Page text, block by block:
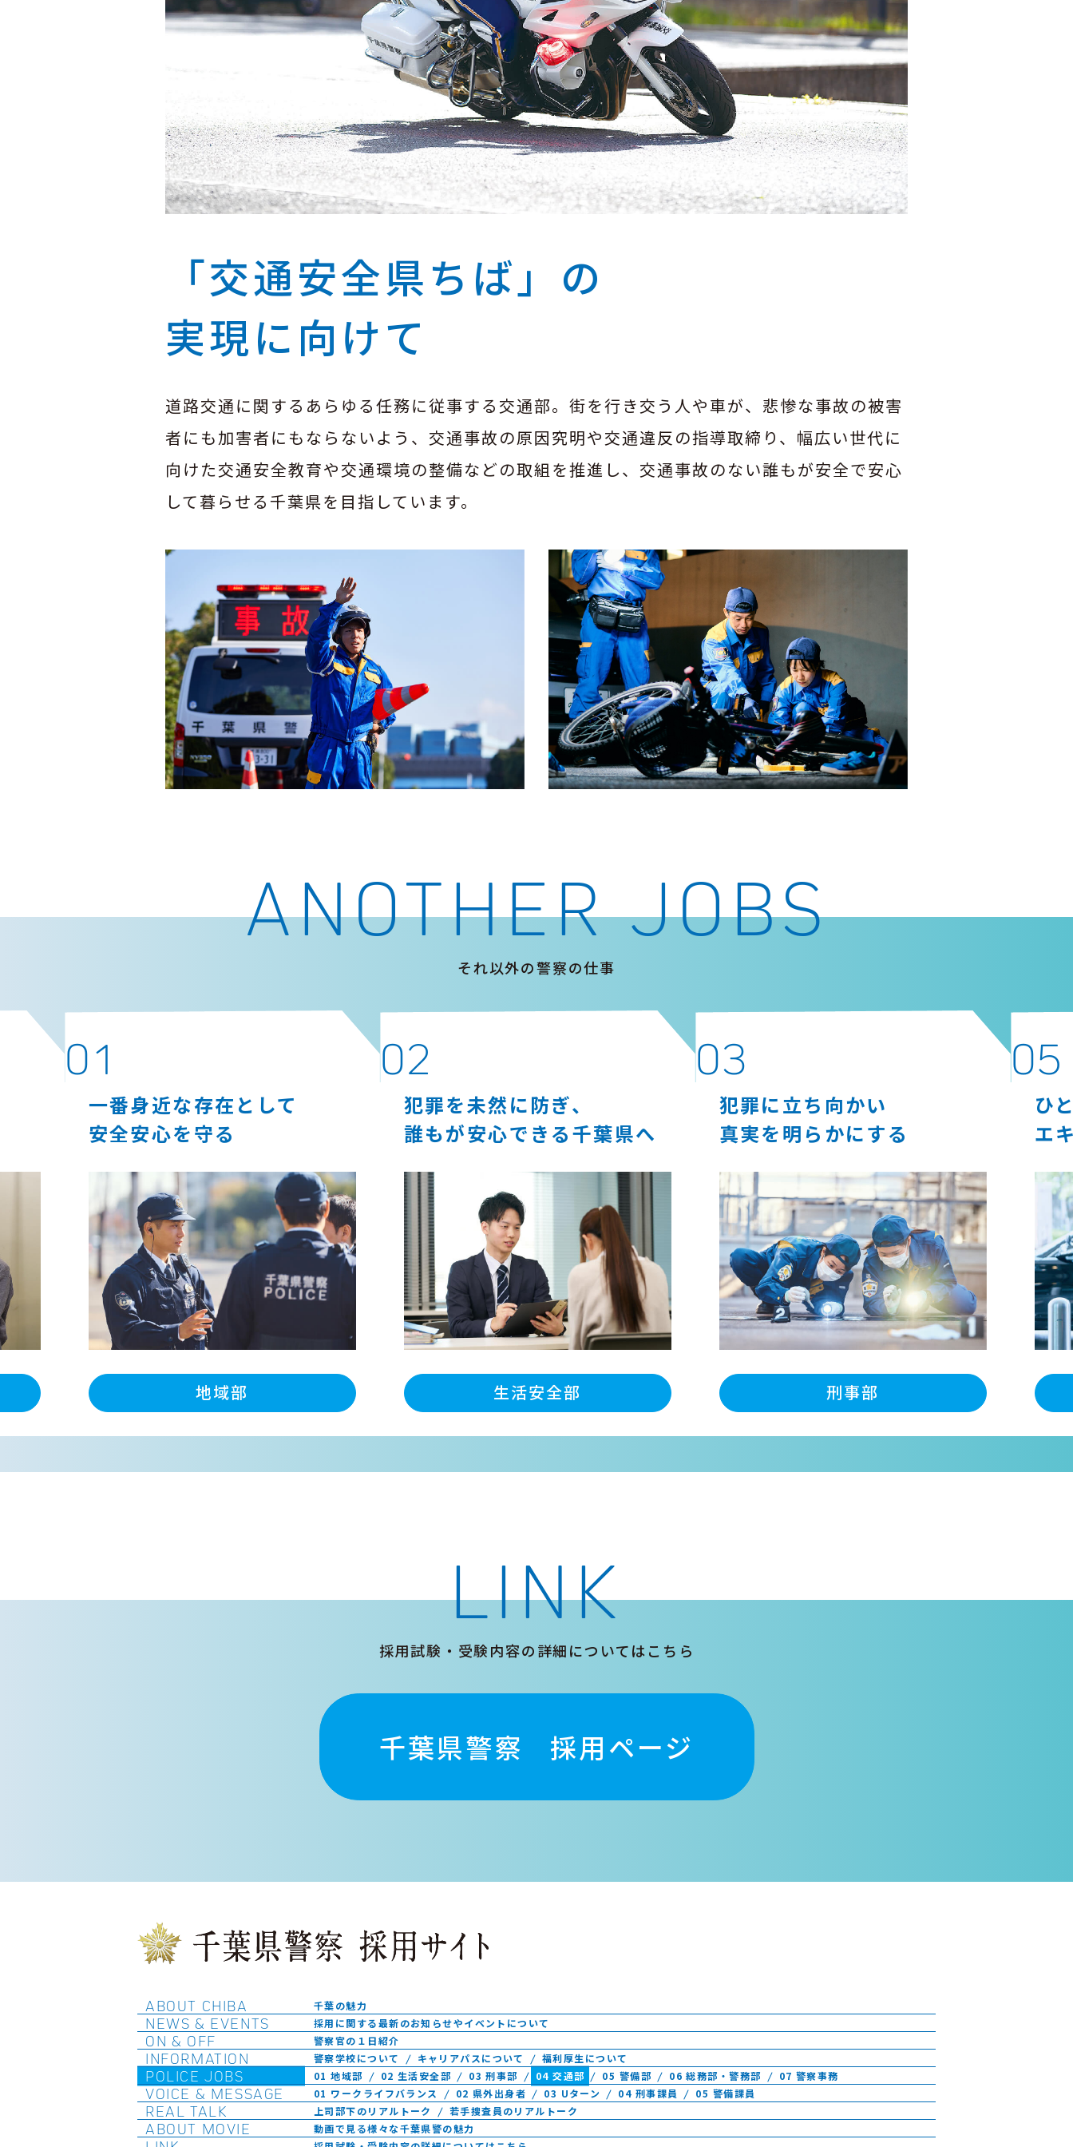
「交通安全県ちば」の
実現に向けて
道路交通に関するあらゆる任務に従事する交通部。街を行き交う人や車が、悲惨な事故の被害
者にも加害者にもならないよう、交通事故の原因究明や交通違反の指導取締り、幅広い世代に
向けた交通安全教育や交通環境の整備などの取組を推進し、交通事故のない誰もが安全で安心
して暮らせる千葉県を目指しています。
ANOTHER JOBS
それ以外の警察の仕事
01
一番身近な存在として
安全安心を守る
地域部
02
犯罪を未然に防ぎ、
誰もが安心できる千葉県へ
生活安全部
03
犯罪に立ち向かい
真実を明らかにする
刑事部
05
ひ
エ
LINK
採用試験・受験内容の詳細についてはこちら
千葉県警察 採用ページ
ABOUT CHIBA 千葉の魅力
NEWS & EVENTS 採用に関する最新のお知らせやイベントについて
ON & OFF 警察官の１日紹介
INFORMATION 警察学校について キャリアパスについて 福利厚生について
POLICE JOBS 01 地域部 02 生活安全部 03 刑事部 04 交通部 05 警備部 06 総務部・警務部 07 警察事務
VOICE & MESSAGE 01 ワークライフバランス 02 県外出身者 03 Uターン 04 刑事課員 05 警備課員
REAL TALK 上司部下のリアルトーク 若手捜査員のリアルトーク
ABOUT MOVIE 動画で見る様々な千葉県警の魅力